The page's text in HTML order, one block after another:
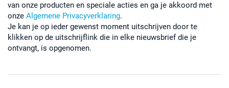
van onze producten en speciale acties en ga je akkoord met
onze Algemene Privacyverklaring.
Je kan je op ieder gewenst moment uitschrijven door te
klikken op de uitschrijflink die in elke nieuwsbrief die je
ontvangt, is opgenomen.